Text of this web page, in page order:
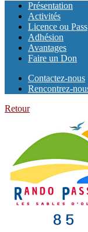
Présentation
Activités
Licence ou Pass
Adhésion
Avantages
Faire un Don
Contactez-nous
Rencontrez-
Retour